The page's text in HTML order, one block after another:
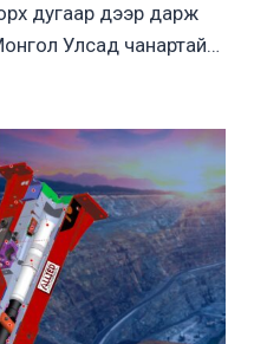
дугаар дээр дарж
Улсад чанартай…